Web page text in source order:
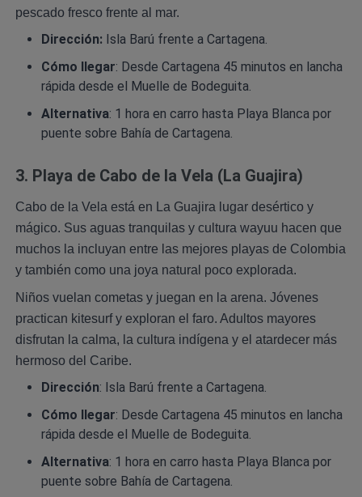
pescado fresco frente al mar.
Dirección: Isla Barú frente a Cartagena.
Cómo llegar: Desde Cartagena 45 minutos en lancha
rápida desde el Muelle de Bodeguita.
Alternativa: 1 hora en carro hasta Playa Blanca por
puente sobre Bahía de Cartagena.
3. Playa de Cabo de la Vela (La Guajira)
Cabo de la Vela está en La Guajira lugar desértico y
mágico. Sus aguas tranquilas y cultura wayuu hacen que
muchos la incluyan entre las mejores playas de Colombia
y también como una joya natural poco explorada.
Niños vuelan cometas y juegan en la arena. Jóvenes
practican kitesurf y exploran el faro. Adultos mayores
disfrutan la calma, la cultura indígena y el atardecer más
hermoso del Caribe.
Dirección: Isla Barú frente a Cartagena.
Cómo llegar: Desde Cartagena 45 minutos en lancha
rápida desde el Muelle de Bodeguita.
Alternativa: 1 hora en carro hasta Playa Blanca por
puente sobre Bahía de Cartagena.